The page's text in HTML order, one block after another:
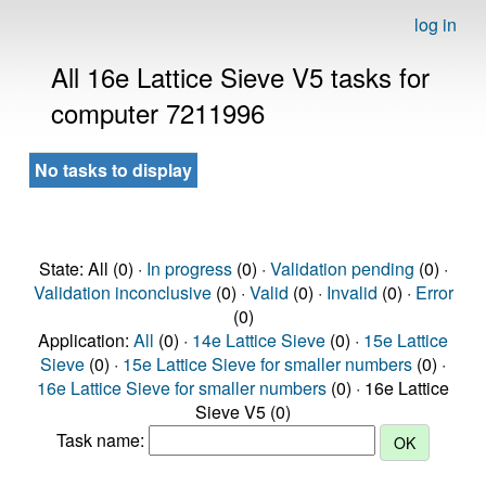
log in
All 16e Lattice Sieve V5 tasks for
computer 7211996
No tasks to display
State: All (0) · In progress(0) · Validation pending (0) ·
Validation inconclusive(0) · Valid (0) · Invalid (0) · Error
(0)
Application: All (0) · 14e Lattice Sieve (0) · 15e Lattice
Sieve (0) · 15e Lattice Sieve for smaller numbers (0) ·
16e Lattice Sieve for smaller numbers (0) · 16e Lattice
Sieve V5 (0)
Task name: